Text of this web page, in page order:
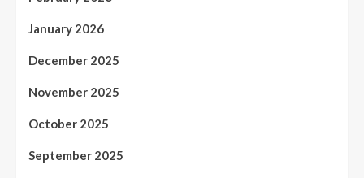
January 2026
December 2025
November 2025
October 2025
September 2025